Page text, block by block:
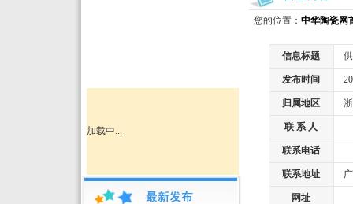
加载中...
您的位置： 中华陶瓷网
信息标题 供
发布时间
归属地区 浙
联 系 人
联系电话
联系地址 广
网址